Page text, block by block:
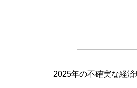
2025年の不確実な経